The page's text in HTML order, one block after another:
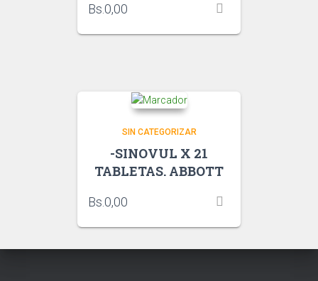
Bs. 0,00
SIN CATEGORIZAR
-SINOVUL X 21
TABLETAS. ABBOTT
Bs. 0,00